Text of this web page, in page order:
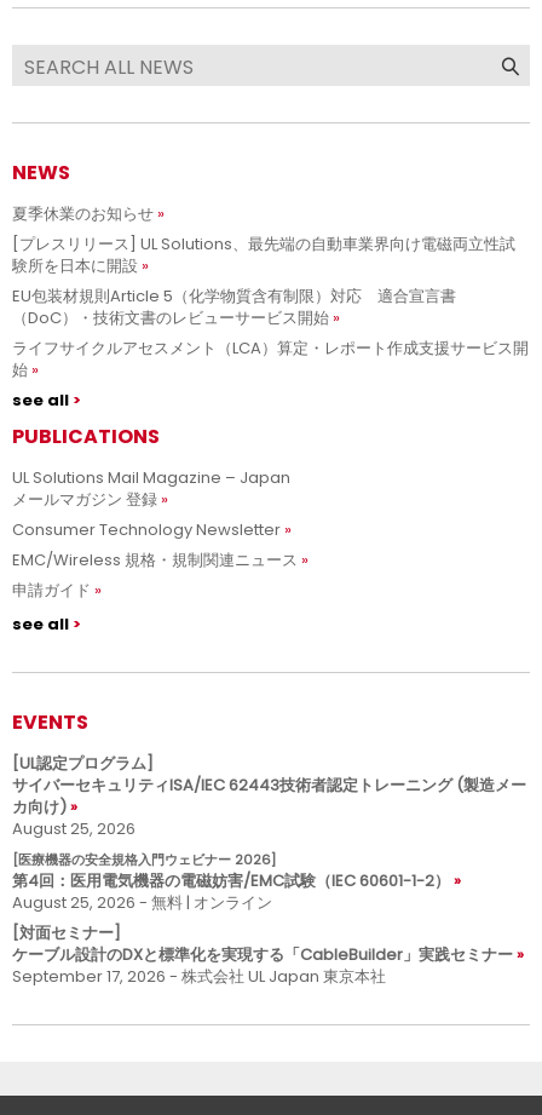
NEWS
夏季休業のお知らせ
[プレスリリース] UL Solutions、最先端の自動車業界向け電磁両立性試
験所を日本に開設
EU包装材規則Article 5（化学物質含有制限）対応 適合宣言書
（DoC）・技術文書のレビューサービス開始
ライフサイクルアセスメント（LCA）算定・レポート作成支援サービス開
始
see all
PUBLICATIONS
UL Solutions Mail Magazine – Japan
メールマガジン 登録
Consumer Technology Newsletter
EMC/Wireless 規格・規制関連ニュース
申請ガイド
see all
EVENTS
[UL認定プログラム]
サイバーセキュリティISA/IEC 62443技術者認定トレーニング (製造メー
カ向け)
August 25, 2026
[医療機器の安全規格入門ウェビナー 2026]
第4回：医用電気機器の電磁妨害/EMC試験（IEC 60601-1-2）
August 25, 2026 - 無料 | オンライン
[対面セミナー]
ケーブル設計のDXと標準化を実現する「CableBuilder」実践セミナー
September 17, 2026 - 株式会社 UL Japan 東京本社